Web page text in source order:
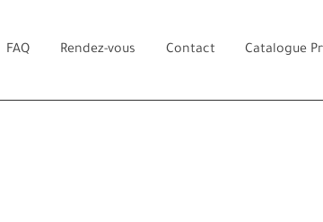
FAQ Rendez-vous Contact Catalogue